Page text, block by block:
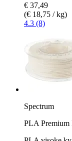
€ 37,49
(€ 18,75 / kg)
4.3 (8)
Spectrum
PLA Premium